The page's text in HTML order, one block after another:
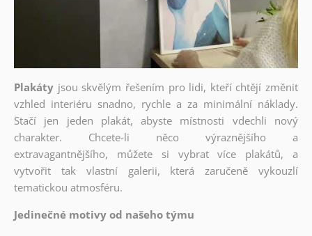
Plakáty jsou skvělým řešením pro lidi, kteří chtějí změnit
vzhled interiéru snadno, rychle a za minimální náklady.
Stačí jen jeden plakát, abyste místnosti vdechli nový
charakter. Chcete-li něco výraznějšího a
extravagantnějšího, můžete si vybrat více plakátů, a
vytvořit tak vlastní galerii, která zaručeně vykouzlí
tematickou atmosféru.
Jedinečné motivy od našeho týmu